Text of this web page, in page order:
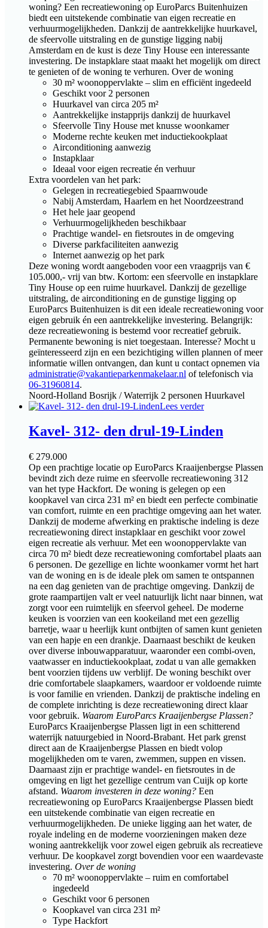
woning? Een recreatiewoning op EuroParcs Buitenhuizen
biedt een uitstekende combinatie van eigen recreatie en
verhuurmogelijkheden. Dankzij de aantrekkelijke huurkavel,
de sfeervolle uitstraling en de gunstige ligging nabij
Amsterdam en de kust is deze Tiny House een interessante
investering. De instapklare staat maakt het mogelijk om direct
te genieten of de woning te verhuren. Over de woning
30 m² woonoppervlakte – slim en efficiënt ingedeeld
Geschikt voor 2 personen
Huurkavel van circa 205 m²
Aantrekkelijke instapprijs dankzij de huurkavel
Sfeervolle Tiny House met knusse woonkamer
Moderne rechte keuken met inductiekookplaat
Airconditioning aanwezig
Instapklaar
Ideaal voor eigen recreatie én verhuur
Extra voordelen van het park:
Gelegen in recreatiegebied Spaarnwoude
Nabij Amsterdam, Haarlem en het Noordzeestrand
Het hele jaar geopend
Verhuurmogelijkheden beschikbaar
Prachtige wandel- en fietsroutes in de omgeving
Diverse parkfaciliteiten aanwezig
Internet aanwezig op het park
Deze woning wordt aangeboden voor een vraagprijs van €
105.000,- vrij van btw. Kortom: een sfeervolle en instapklare
Tiny House op een ruime huurkavel. Dankzij de gezellige
uitstraling, de airconditioning en de gunstige ligging op
EuroParcs Buitenhuizen is dit een ideale recreatiewoning voor
eigen gebruik én een aantrekkelijke investering. Belangrijk:
deze recreatiewoning is bestemd voor recreatief gebruik.
Permanente bewoning is niet toegestaan. Interesse? Mocht u
geïnteresseerd zijn en een bezichtiging willen plannen of meer
informatie willen ontvangen, dan kunt u contact opnemen via
administratie@vakantieparkenmakelaar.nl of telefonisch via
06-31960814.
Noord-Holland Bosrijk / Waterrijk 2 personen Huurkavel
Lees verder
Kavel- 312- den drul-19-Linden
€ 279.000
Op een prachtige locatie op EuroParcs Kraaijenbergse Plassen
bevindt zich deze ruime en sfeervolle recreatiewoning 312
van het type Hackfort. De woning is gelegen op een
koopkavel van circa 231 m² en biedt een perfecte combinatie
van comfort, ruimte en een prachtige omgeving aan het water.
Dankzij de moderne afwerking en praktische indeling is deze
recreatiewoning direct instapklaar en geschikt voor zowel
eigen recreatie als verhuur. Met een woonoppervlakte van
circa 70 m² biedt deze recreatiewoning comfortabel plaats aan
6 personen. De gezellige en lichte woonkamer vormt het hart
van de woning en is de ideale plek om samen te ontspannen
na een dag genieten van de prachtige omgeving. Dankzij de
grote raampartijen valt er veel natuurlijk licht naar binnen, wat
zorgt voor een ruimtelijk en sfeervol geheel. De moderne
keuken is voorzien van een kookeiland met een gezellig
barretje, waar u heerlijk kunt ontbijten of samen kunt genieten
van een hapje en een drankje. Daarnaast beschikt de keuken
over diverse inbouwapparatuur, waaronder een combi-oven,
vaatwasser en inductiekookplaat, zodat u van alle gemakken
bent voorzien tijdens uw verblijf. De woning beschikt over
drie comfortabele slaapkamers, waardoor er voldoende ruimte
is voor familie en vrienden. Dankzij de praktische indeling en
de complete inrichting is deze recreatiewoning direct klaar
voor gebruik. Waarom EuroParcs Kraaijenbergse Plassen?
EuroParcs Kraaijenbergse Plassen ligt in een schitterend
waterrijk natuurgebied in Noord-Brabant. Het park grenst
direct aan de Kraaijenbergse Plassen en biedt volop
mogelijkheden om te varen, zwemmen, suppen en vissen.
Daarnaast zijn er prachtige wandel- en fietsroutes in de
omgeving en ligt het gezellige centrum van Cuijk op korte
afstand. Waarom investeren in deze woning? Een
recreatiewoning op EuroParcs Kraaijenbergse Plassen biedt
een uitstekende combinatie van eigen recreatie en
verhuurmogelijkheden. De unieke ligging aan het water, de
royale indeling en de moderne voorzieningen maken deze
woning aantrekkelijk voor zowel eigen gebruik als recreatieve
verhuur. De koopkavel zorgt bovendien voor een waardevaste
investering. Over de woning
70 m² woonoppervlakte – ruim en comfortabel
ingedeeld
Geschikt voor 6 personen
Koopkavel van circa 231 m²
Type Hackfort